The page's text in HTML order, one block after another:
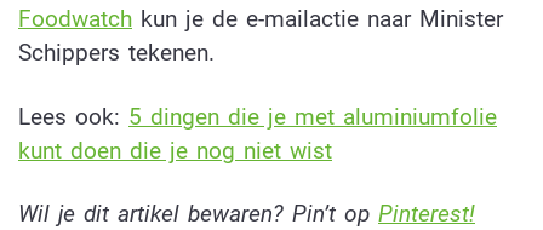
Foodwatch kun je de e-mailactie naar Minister
Schippers tekenen.
Lees ook: 5 dingen die je met aluminiumfolie
kunt doen die je nog niet wist
Wil je dit artikel bewaren? Pin’t op Pinterest!